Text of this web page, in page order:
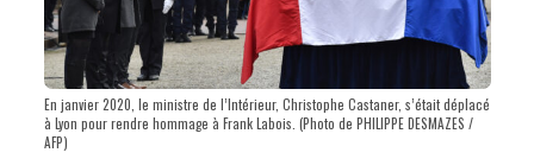
En janvier 2020, le ministre de l’Intérieur, Christophe Castaner, s’était déplacé
à Lyon pour rendre hommage à Frank Labois. (Photo de PHILIPPE DESMAZES /
AFP)